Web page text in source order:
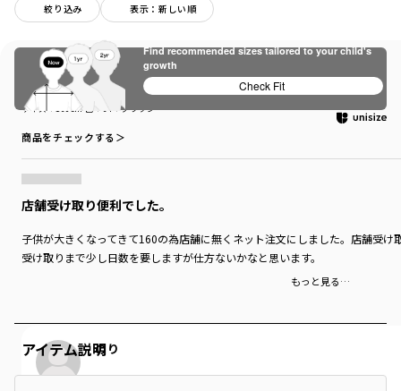
絞り込み 表示：新しい順
購入商品
購入商品
サイズ：160cm 色：64：ブラウン
商品をチェックする＞
店舗受け取り便利でした。
子供が大きくなってきて160の為店舗に無くネット注文にしました。店舗受
受け取りまで少し日数を要しますが仕方ないかなと思います。
もっと見る…
のり
アイテム説明
Find recommended sizes tailored to your child's
growth
Check Fit